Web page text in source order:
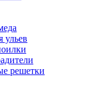
ульев
решетки